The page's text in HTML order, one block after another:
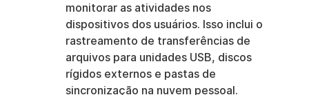
monitorar as atividades nos
dispositivos dos usuários. Isso inclui o
rastreamento de transferências de
arquivos para unidades USB, discos
rígidos externos e pastas de
sincronização na nuvem pessoal.